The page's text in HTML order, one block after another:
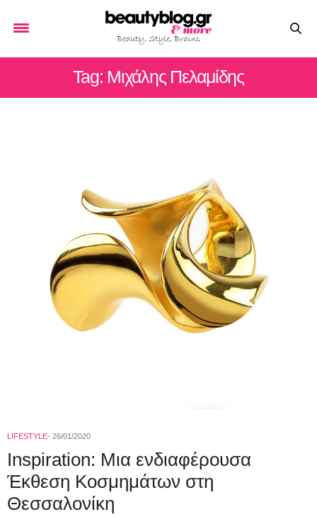
Tag: Μιχάλης Πελαμίδης
LIFESTYLE 26/01/2020
Inspiration: Μια ενδιαφέρουσα
Έκθεση Κοσμημάτων στη
Θεσσαλονίκη